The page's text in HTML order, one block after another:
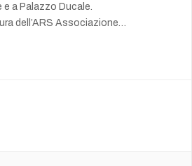
e a Palazzo Ducale.
dell’ARS Associazione